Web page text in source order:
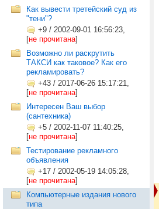
Как вывести третейский суд из
"тени"?
+9 / 2002-09-01 16:56:23,
[не прочитана]
Возможно ли раскрутить
ТАКСИ как таковое? Как его
рекламировать?
+43 / 2017-06-26 15:17:21,
[не прочитана]
Интересен Ваш выбор
(сантехника)
+5 / 2002-11-07 11:40:25,
[не прочитана]
Тестирование рекламного
объявления
+17 / 2002-05-19 14:05:28,
[не прочитана]
Компьютерные издания нового
типа